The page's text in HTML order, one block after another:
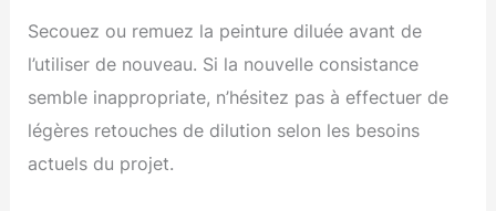
Secouez ou remuez la peinture diluée avant de
l’utiliser de nouveau. Si la nouvelle consistance
semble inappropriate, n’hésitez pas à effectuer de
légères retouches de dilution selon les besoins
actuels du projet.